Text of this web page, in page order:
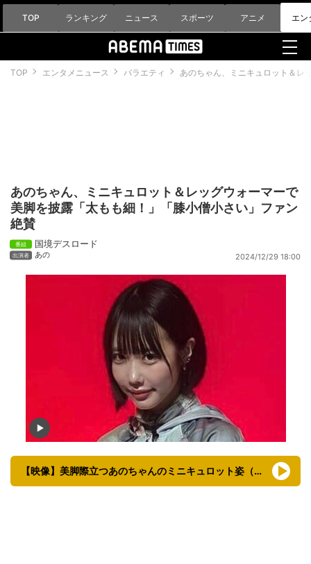
TOP ランキング ニュース スポーツ アニメ エン
TOP エンタメニュース バラエティ あのちゃん、ミニキュロット＆レ
あのちゃん、ミニキュロット＆レッグウォーマーで
美脚を披露「太もも細！」「膝小僧小さい」ファン
絶賛
国境デスロード
あの 2024/12/29 18:00
【映像】美脚際立つあのちゃんのミニキュロット姿（全身あり）